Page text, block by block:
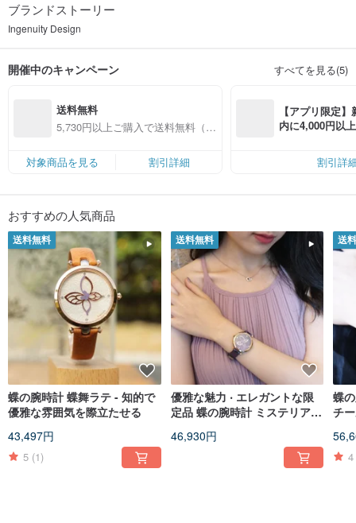
ブランドストーリー
Ingenuity Design
開催中のキャンペーン すべてを見る(5)
送料無料
5,730円以上ご購入で送料無料（対
対象商品を見る
割引詳細
【アプリ限定
内に4,000円以
割引詳
おすすめの人気商品
送料無料
蝶の腕時計 蝶舞ラテ - 知的で
優雅な雰囲気を際立たせる
43,497円
5 (1)
送料無料
優雅な魅力 ‧ エレガントな限
定品 蝶の腕時計 ミステリアス
46,930円
送
蝶
チ
4